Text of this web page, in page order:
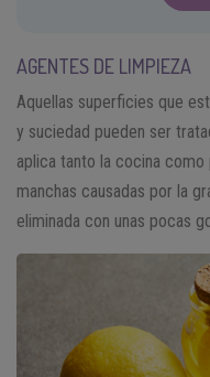
AGENTES DE LIMPIEZA
Aquellas superficies que
y suciedad pueden ser
aplica tanto la cocina como
manchas causadas por la
eliminada con unas pocas